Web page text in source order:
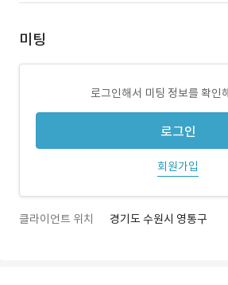
미팅
로그인해서 미팅 정보를 확인
로그인
회원가입
클라이언트 위치 경기도 수원시 영통구